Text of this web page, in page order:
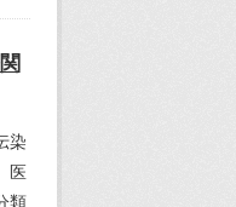
染
医
類